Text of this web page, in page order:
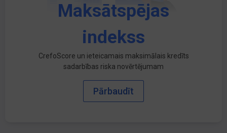
Maksātspējas
indekss
CrefoScore un ieteicamais maksimālais kredīts
sadarbības riska novērtējumam
Pārbaudīt